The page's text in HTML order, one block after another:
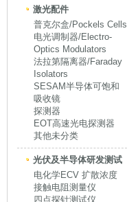
激光配件
普克尔盒/Pockels Cells
电光调制器/Electro-
Optics Modulators
法拉第隔离器/Faraday
Isolators
SESAM半导体可饱和
吸收镜
探测器
EOT高速光电探测器
其他未分类
光伏及半导体研发测试
电化学ECV 扩散浓度
接触电阻测量仪
四点探针测试仪